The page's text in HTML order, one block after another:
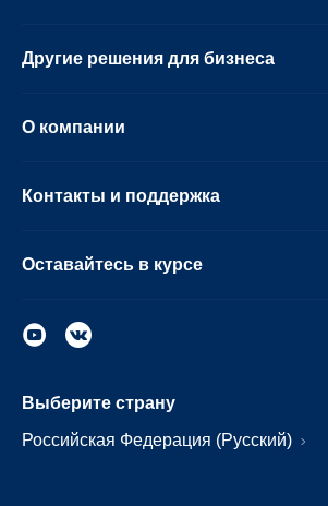
Другие решения для бизнеса
О компании
Контакты и поддержка
Оставайтесь в курсе
Выберите страну
Российская Федерация (Русский)